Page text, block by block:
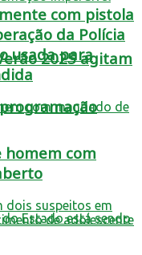
2025 agitam
com pistola
da Polícia
usada para
homem com